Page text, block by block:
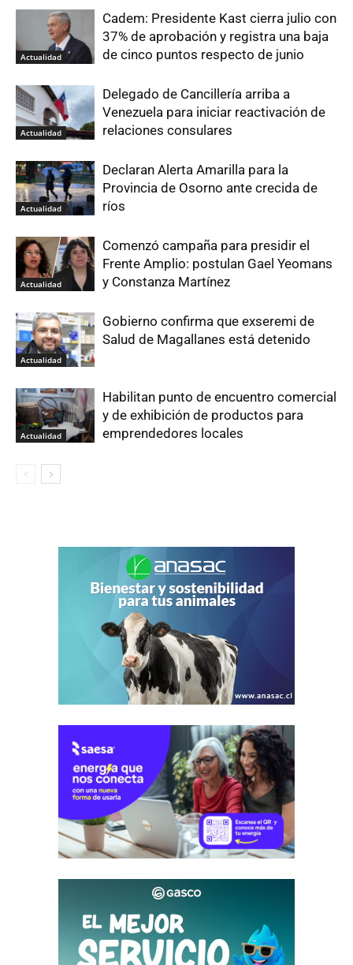
Actualidad
Cadem: Presidente Kast cierra julio con
37% de aprobación y registra una baja
de cinco puntos respecto de junio
Actualidad
Delegado de Cancillería arriba a
Venezuela para iniciar reactivación de
relaciones consulares
Actualidad
Declaran Alerta Amarilla para la
Provincia de Osorno ante crecida de
ríos
Actualidad
Comenzó campaña para presidir el
Frente Amplio: postulan Gael Yeomans
y Constanza Martínez
Actualidad
Gobierno confirma que exseremi de
Salud de Magallanes está detenido
Actualidad
Habilitan punto de encuentro comercial
y de exhibición de productos para
emprendedores locales